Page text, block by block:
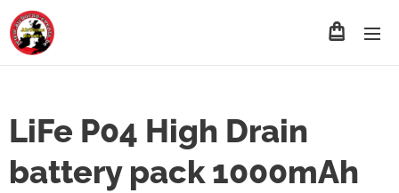
LiFe P04 High Drain
battery pack 1000mAh